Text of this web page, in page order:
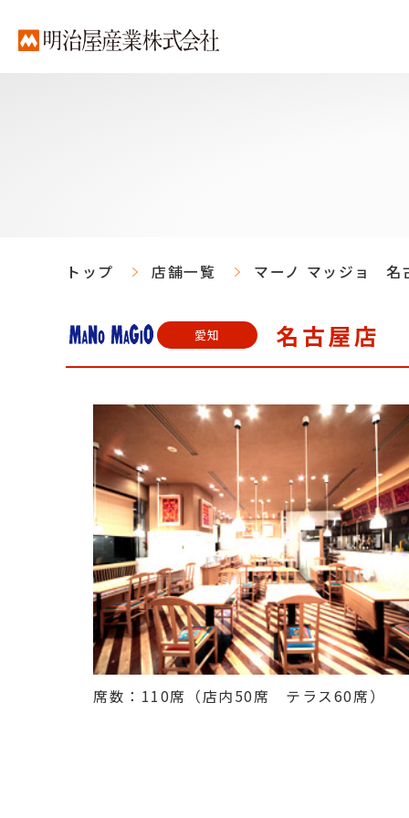
トップ 店舗一覧 マーノ マッジョ 名
愛知 名古屋店
席数：110席（店内50席 テラス60席）